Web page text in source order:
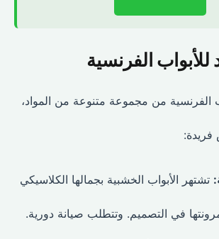
للأبواب الفرنسية
الفرنسية من مجموعة متنوعة من المواد،
الأبواب الخشبية بجمالها الكلاسيكي
في التصميم. وتتطلب صيانة دورية.